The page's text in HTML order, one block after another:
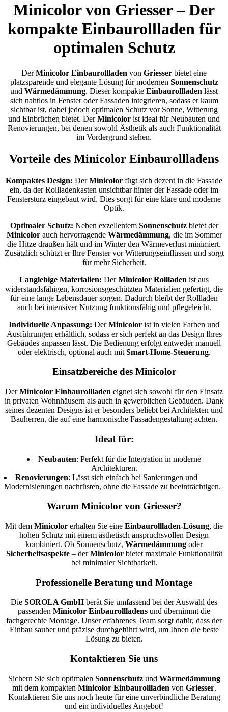
Minicolor von Griesser – Der
kompakte Einbaurollladen für
optimalen Schutz
DerMinicolor Einbaurollladen von Griesser bietet eine
platzsparende und elegante Lösung für modernen Sonnenschutz
und Wärmedämmung. Dieser kompakte Einbaurollladen lässt
sich nahtlos in Fenster oder Fassaden integrieren, sodass er kaum
sichtbar ist, dabei jedoch optimalen Schutz vor Sonne, Witterung
und Einbrüchen bietet. DerMinicolor ist ideal für Neubauten und
Renovierungen, bei denen sowohl Ästhetik als auch Funktionalität
im Vordergrund stehen.
Vorteile des Minicolor Einbaurollladens
Kompaktes Design: DerMinicolor fügt sich dezent in die Fassade
ein, da der Rollladenkasten unsichtbar hinter der Fassade oder im
Fenstersturz eingebaut wird. Dies sorgt für eine klare und moderne
Optik.
Optimaler Schutz: Neben exzellentem Sonnenschutzbietet der
Minicolorauch hervorragende Wärmedämmung, die im Sommer
die Hitze draußen hält und im Winter den Wärmeverlust minimiert.
Zusätzlich schützt er Ihre Fenster vor Witterungseinflüssen und sorgt
für mehr Sicherheit.
Langlebige Materialien: DerMinicolor Rollladen ist aus
widerstandsfähigen, korrosionsgeschützten Materialien gefertigt, die
für eine lange Lebensdauer sorgen. Dadurch bleibt der Rollladen
auch bei intensiver Nutzung funktionsfähig und pflegeleicht.
Individuelle Anpassung: DerMinicolor ist in vielen Farben und
Ausführungen erhältlich, sodass er sich perfekt an das Design Ihres
Gebäudes anpassen lässt. Die Bedienung erfolgt entweder manuell
oder elektrisch, optional auch mit Smart-Home-Steuerung.
Einsatzbereiche des Minicolor
DerMinicolor Einbaurollladen eignet sich sowohl für den Einsatz
in privaten Wohnhäusern als auch in gewerblichen Gebäuden. Dank
seines dezenten Designs ist er besonders beliebt bei Architekten und
Bauherren, die auf eine harmonische Fassadengestaltung achten.
Ideal für:
Neubauten: Perfekt für die Integration in moderne
Architekturen.
Renovierungen: Lässt sich einfach bei Sanierungen und
Modernisierungen nachrüsten, ohne die Fassade zu beeinträchtigen.
Warum Minicolor von Griesser?
Mit dem Minicolor erhalten Sie eine Einbaurollladen-Lösung, die
hohen Schutz mit einem ästhetisch anspruchsvollen Design
kombiniert. Ob Sonnenschutz, Wärmedämmung oder
Sicherheitsaspekte– derMinicolorbietet maximale Funktionalität
bei minimaler Sichtbarkeit.
Professionelle Beratung und Montage
Die SOROLA GmbHberät Sie umfassend bei der Auswahl des
passenden Minicolor Einbaurollladens und übernimmt die
fachgerechte Montage. Unser erfahrenes Team sorgt dafür, dass der
Einbau sauber und präzise durchgeführt wird, um Ihnen die beste
Lösung zu bieten.
Kontaktieren Sie uns
Sichern Sie sich optimalen Sonnenschutzund Wärmedämmung
mit dem kompakten Minicolor Einbaurollladen von Griesser.
Kontaktieren Sie uns noch heute für eine unverbindliche Beratung
und ein individuelles Angebot!